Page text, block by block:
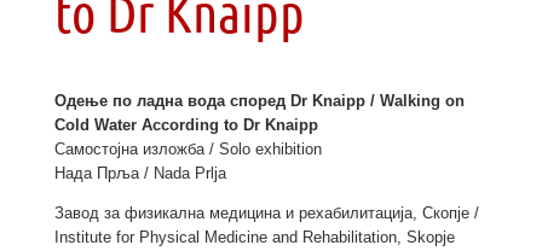
Одење по ладна вода според Dr Knaipp / Walking on
Cold Water According to Dr Knaipp
Самостојна изложба / Solo exhibition
Нада Прља / Nada Prlja
Завод за физикална медицина и рехабилитација, Скопје /
Institute for Physical Medicine and Rehabilitation, Skopje